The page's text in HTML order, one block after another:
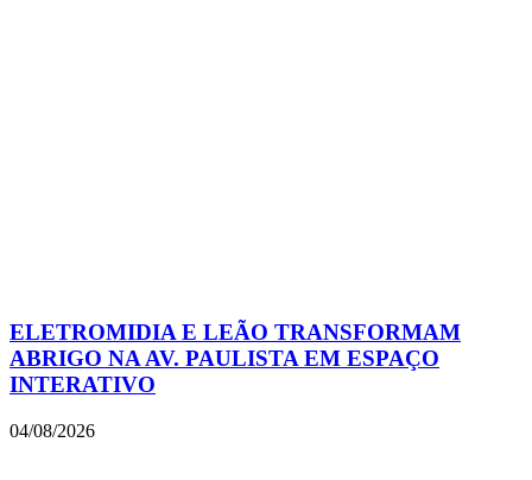
ELETROMIDIA E LEÃO TRANSFORMAM
ABRIGO NA AV. PAULISTA EM ESPAÇO
INTERATIVO
04/08/2026